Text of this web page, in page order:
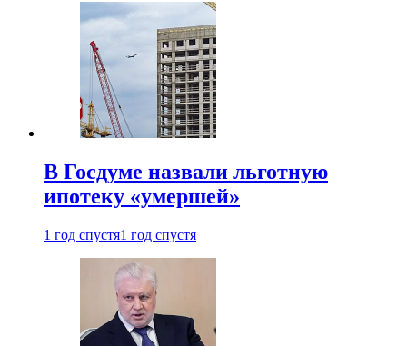
В Госдуме назвали льготную
ипотеку «умершей»
1 год спустя1 год спустя